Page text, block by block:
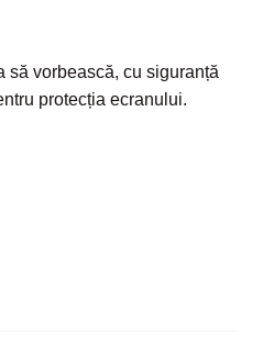
să vorbească, cu siguranță
protecția ecranului.